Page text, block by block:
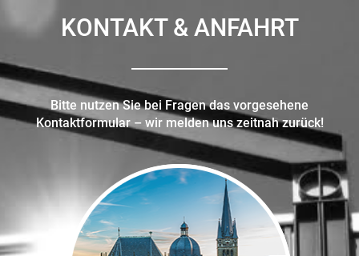
KONTAKT & ANFAHRT
Bitte nutzen Sie bei Fragen das vorgesehene
Kontaktformular – wir melden uns zeitnah zurück!